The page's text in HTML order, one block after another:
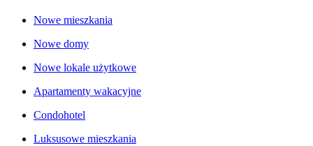
Nowe mieszkania
Nowe domy
Nowe lokale użytkowe
Apartamenty wakacyjne
Condohotel
Luksusowe mieszkania